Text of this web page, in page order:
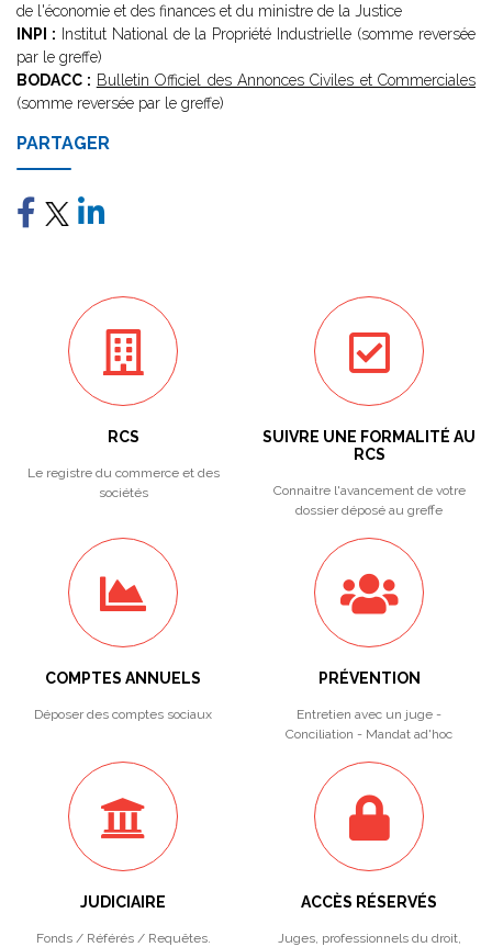
de l'économie et des finances et du ministre de la Justice
INPI : Institut National de la Propriété Industrielle (somme reversée
par le greffe)
BODACC : Bulletin Officiel des Annonces Civiles et Commerciales
(somme reversée par le greffe)
PARTAGER
RCS
Le registre du commerce et des
sociétés
SUIVRE UNE FORMALITÉ AU
RCS
Connaitre l'avancement de votre
dossier déposé au greffe
COMPTES ANNUELS
Déposer des comptes sociaux
PRÉVENTION
Entretien avec un juge -
Conciliation - Mandat ad'hoc
JUDICIAIRE
Fonds / Référés / Requêtes.
ACCÈS RÉSERVÉS
Juges, professionnels du droit,